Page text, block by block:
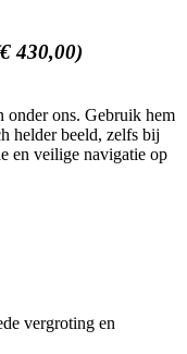
430,00)
onder ons. Gebruik hem
helder beeld, zelfs bij
en veilige navigatie op
vergroting en